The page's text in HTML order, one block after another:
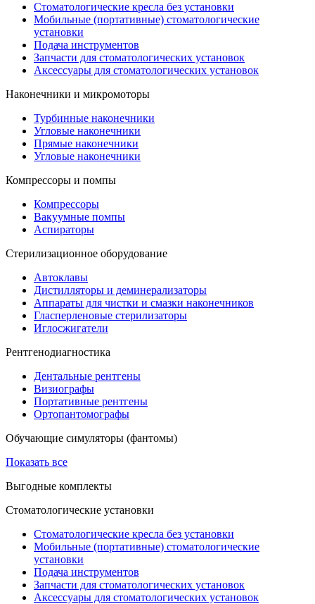
Стоматологические кресла без установки
Мобильные (портативные) стоматологические
установки
Подача инструментов
Запчасти для стоматологических установок
Аксессуары для стоматологических установок
Наконечники и микромоторы
Турбинные наконечники
Угловые наконечники
Прямые наконечники
Угловые наконечники
Компрессоры и помпы
Компрессоры
Вакуумные помпы
Аспираторы
Стерилизационное оборудование
Автоклавы
Дистилляторы и деминерализаторы
Аппараты для чистки и смазки наконечников
Гласперленовые стерилизаторы
Иглосжигатели
Рентгенодиагностика
Дентальные рентгены
Визиографы
Портативные рентгены
Ортопантомографы
Обучающие симуляторы (фантомы)
Показать все
Выгодные комплекты
Стоматологические установки
Стоматологические кресла без установки
Мобильные (портативные) стоматологические
установки
Подача инструментов
Запчасти для стоматологических установок
Аксессуары для стоматологических установок